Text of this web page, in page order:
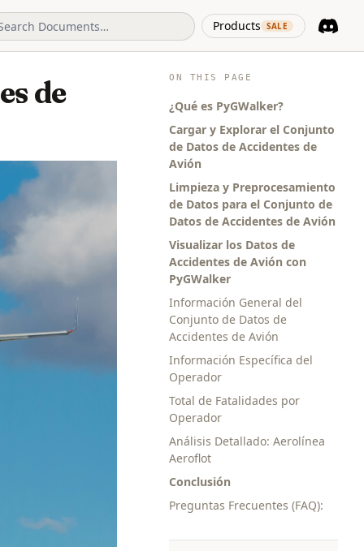
Products SALE
(opens in
ON THIS PAGE
¿Qué es PyGWalker?
Cargar y Explorar el Conjunto
de Datos de Accidentes de
Avión
Limpieza y Preprocesamiento
de Datos para el Conjunto de
Datos de Accidentes de Avión
Visualizar los Datos de
Accidentes de Avión con
PyGWalker
Información General del
Conjunto de Datos de
Accidentes de Avión
Información Específica del
Operador
Total de Fatalidades por
Operador
Análisis Detallado: Aerolínea
Aeroflot
Conclusión
Preguntas Frecuentes (FAQ):
de